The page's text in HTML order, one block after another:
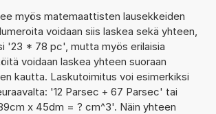
myös matemaattisten lausekkeiden
voidaan siis laskea sekä yhteen,
'23 * 78 pc', mutta myös erilaisia
voidaan laskea yhteen suoraan
kautta. Laskutoimitus voi esimerkiksi
'12 Parsec + 67 Parsec' tai
x 45dm = ? cm^3'. Näin yhteen